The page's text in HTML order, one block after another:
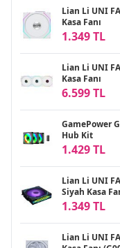
Lian Li UNI
Kasa Fanı
1.349 TL
Lian Li UNI
Kasa Fanı
6.599 TL
GamePower
Hub Kit
1.429 TL
Lian Li UNI
Siyah Kasa
1.349 TL
Lian Li UNI